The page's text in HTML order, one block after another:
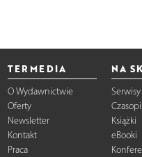
TERMEDIA
O Wydawnictwie
Oferty
Newsletter
Kontakt
Praca
NA
Serwisy
Książki
eBooki